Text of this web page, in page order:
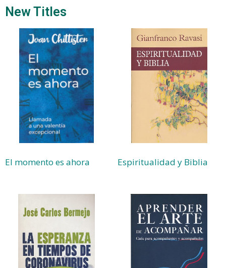
New Titles
El momento es ahora Espiritualidad y Biblia